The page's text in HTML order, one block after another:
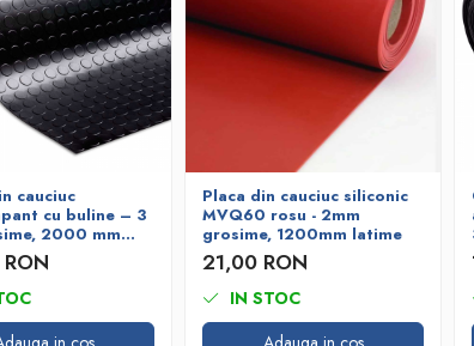
cauciuc
cu buline – 3
2000 mm
Placa din cauciuc siliconic
MVQ60 rosu - 2mm
grosime, 1200mm latime
21,00 RON
IN STOC